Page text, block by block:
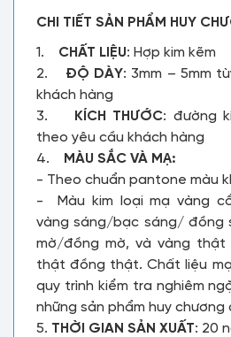
CHI TIẾT SẢN PHẨM HUY
1. CHẤT LIỆU: Hợp kim kẽm
2. ĐỘ DÀY: 3mm – 5mm
khách hàng
3.
KÍCH THƯỚC: đường
theo yêu cầu khách hàng
4.
MÀU SẮC VÀ MẠ:
- Theo chuẩn pantone màu
- Màu kim loại mạ vàng
vàng sáng/bạc sáng/ đồng
mờ/đồng mờ, và vàng thật
thật đồng thật. Chất liệu
quy trình kiểm tra nghiêm
những sản phẩm huy chương
5. THỜI GIAN SẢN XUẤT: 20